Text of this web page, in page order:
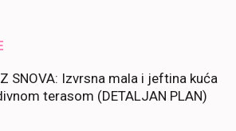
SNOVA: Izvrsna mala i jeftina kuća
terasom (DETALJAN PLAN)